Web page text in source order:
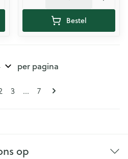
Bestel
Pagina's
momenteel pagina
Pagina
3 ... Pagina
7
per pagina
op